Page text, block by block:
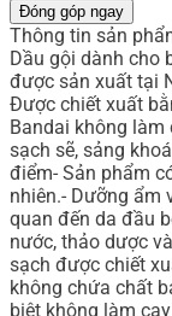
Đóng góp ngay
Thông tin sản
Dầu gội dành cho
được sản xuất tại
Được chiết xuất
Bandai không làm
sạch sẽ, sảng
điểm- Sản phẩm
nhiên.- Dưỡng ẩm
quan đến da đầu
nước, thảo dược
sạch được chiết
không chứa chất
biệt không làm